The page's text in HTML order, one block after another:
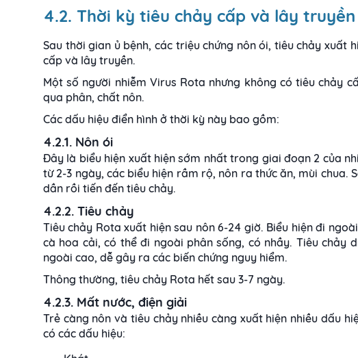
4.2. Thời kỳ tiêu chảy cấp và lây truyền
Sau thời gian ủ bệnh, các triệu chứng nôn ói, tiêu chảy xuất
cấp và lây truyền.
Một số người nhiễm Virus Rota nhưng không có tiêu chảy
qua phân, chất nôn.
Các dấu hiệu điển hình ở thời kỳ này bao gồm:
4.2.1. Nôn ói
Đây là biểu hiện xuất hiện sớm nhất trong giai đoạn 2 của
từ 2-3 ngày, các biểu hiện rầm rộ, nôn ra thức ăn, mùi chua.
dần rồi tiến đến tiêu chảy.
4.2.2. Tiêu chảy
Tiêu chảy Rota xuất hiện sau nôn 6-24 giờ. Biểu hiện đi
cà hoa cải, có thể đi ngoài phân sống, có nhầy. Tiêu chảy
ngoài cao, dễ gây ra các biến chứng nguy hiểm.
Thông thường, tiêu chảy Rota hết sau 3-7 ngày.
4.2.3. Mất nước, điện giải
Trẻ càng nôn và tiêu chảy nhiều càng xuất hiện nhiều dấu
có các dấu hiệu: